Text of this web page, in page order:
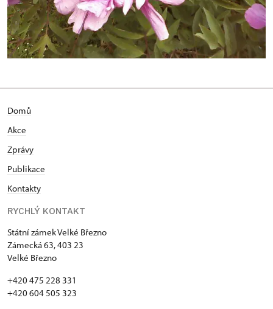
Domů
Akce
Zprávy
Publikace
Kontakty
RYCHLÝ KONTAKT
Státní zámek Velké Březno
Zámecká 63, 403 23
Velké Březno
+420 475 228 331
+420 604 505 323